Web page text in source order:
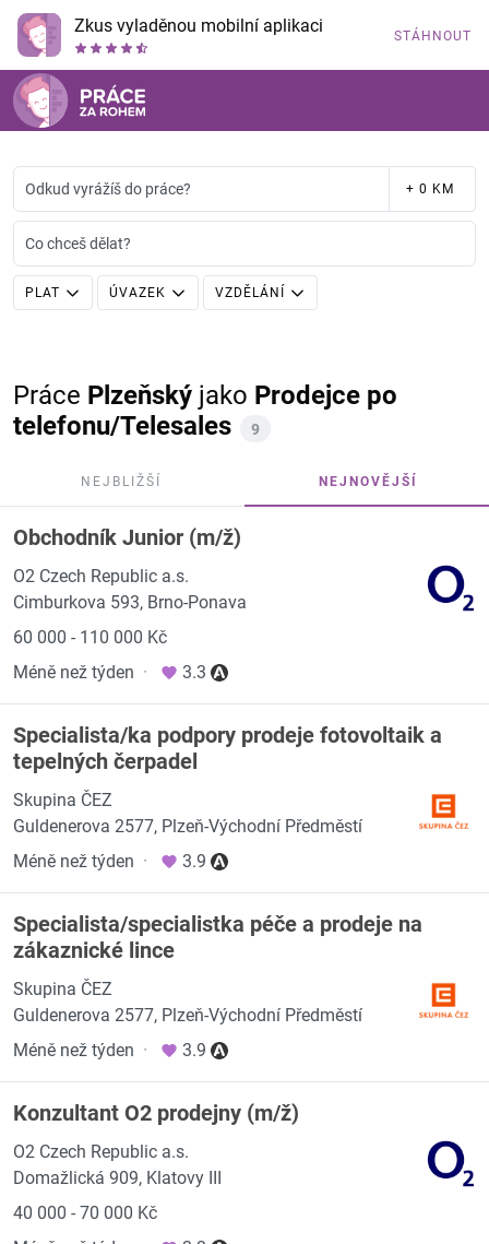
Zkus vyladěnou mobilní aplikaci STÁHNOUT
Odkud vyrážíš do práce? + 0 KM
Co chceš dělat?
PLAT ÚVAZEK VZDĚLÁNÍ
Práce Plzeňský jako Prodejce po
telefonu/Telesales
9
NEJBLIŽŠÍ NEJNOVĚJŠÍ
Obchodník Junior (m/ž)
O2 Czech Republic a.s.
Cimburkova 593, Brno-Ponava
60 000 - 110 000 Kč
Méně než týden · 3.3
Specialista/ka podpory prodeje fotovoltaik a
tepelných čerpadel
Skupina ČEZ
Guldenerova 2577, Plzeň-Východní Předměstí
Méně než týden · 3.9
Specialista/specialistka péče a prodeje na
zákaznické lince
Skupina ČEZ
Guldenerova 2577, Plzeň-Východní Předměstí
Méně než týden · 3.9
Konzultant O2 prodejny (m/ž)
O2 Czech Republic a.s.
Domažlická 909, Klatovy III
40 000 - 70 000 Kč